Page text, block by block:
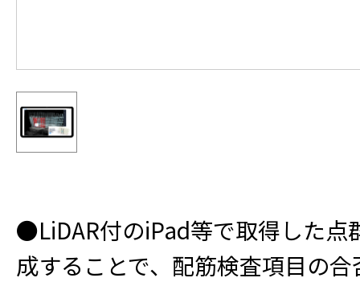
●LiDAR付のiPad等で取得した点
成することで、配筋検査項目の